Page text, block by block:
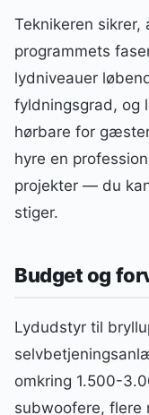
Teknikeren sikrer,
programmets
lydniveauer
fyldningsgrad, og
hørbare for
hyre en
projekter — du
stiger.
Budget og
Lydudstyr til
omkring 1.500-
subwoofere, flere